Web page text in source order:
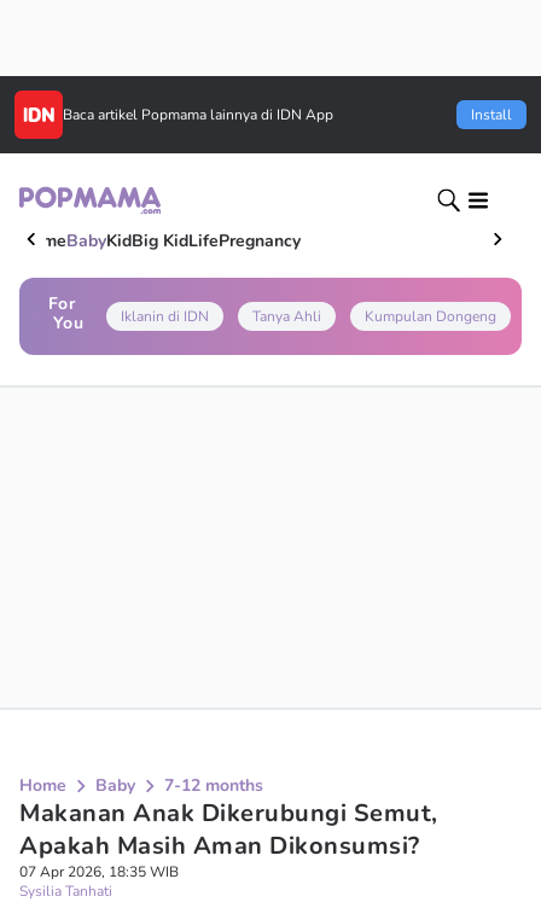
Baca artikel Popmama lainnya di IDN App Install
HomeBabyKidBig KidLifePregnancy
For
You
Iklanin di IDN Tanya Ahli Kumpulan Dongeng
Home Baby 7-12 months
Makanan Anak Dikerubungi Semut,
Apakah Masih Aman Dikonsumsi?
07 Apr 2026, 18:35 WIB
Sysilia Tanhati